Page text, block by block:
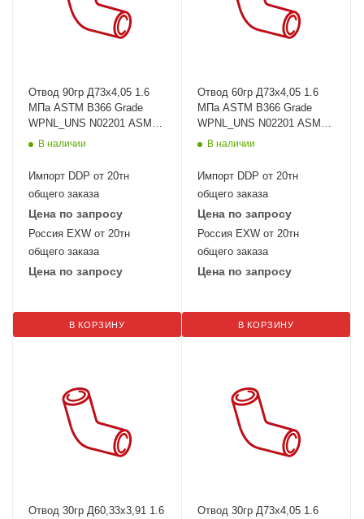
Отвод 90гр Д73х4,05 1.6
МПа ASTM B366 Grade
WPNL_UNS N02201 ASME
B16.9
В наличии
Импорт DDP от 20тн
общего заказа
Цена по запросу
Россия EXW от 20тн
общего заказа
Цена по запросу
В КОРЗИНУ
Отвод 60гр Д73х4,05 1.6
МПа ASTM B366 Grade
WPNL_UNS N02201 ASME
B16.9
В наличии
Импорт DDP от 20тн
общего заказа
Цена по запросу
Россия EXW от 20тн
общего заказа
Цена по запросу
В КОРЗИНУ
Отвод 30гр Д60,33х3,91 1.6
Отвод 30гр Д73х4,05 1.6